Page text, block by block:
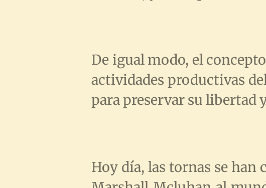
De igual modo, el
actividades productivas
para preservar su libertad
Hoy día, las tornas se han